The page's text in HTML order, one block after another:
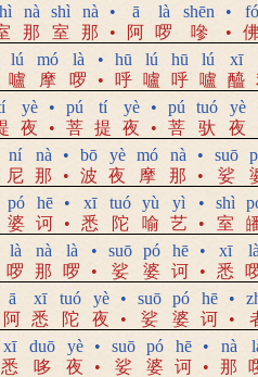
nà
那
shì
室
nà
那
•
•
ā
阿
là
啰
shēn
嘇
•
•
fó
lú
嚧
mó
摩
là
啰
•
•
hū
呼
lú
嚧
hū
呼
lú
嚧
xī
醯
yè
夜
•
•
pú
菩
tí
提
yè
夜
•
•
pú
菩
tuó
驮
yè
夜
ní
尼
nà
那
•
•
bō
波
yè
夜
mó
摩
nà
那
•
•
suō
娑
pó
婆
hē
诃
•
•
xī
悉
tuó
陀
yù
喻
yì
艺
•
•
shì
室
là
啰
nà
那
là
啰
•
•
suō
娑
pó
婆
hē
诃
•
•
xī
悉
ā
阿
xī
悉
tuó
陀
yè
夜
•
•
suō
娑
pó
婆
hē
诃
•
•
xī
悉
duō
哆
yè
夜
•
•
suō
娑
pó
婆
hē
诃
•
•
nà
那